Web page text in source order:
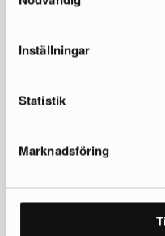
Inställningar
Statistik
Marknadsföring
Över 50 000